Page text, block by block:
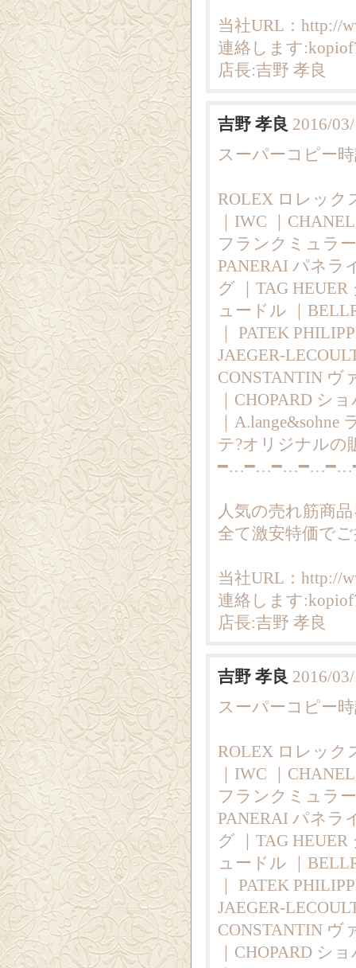
当社URL：http://
連絡します
店長:吉野 孝良
吉野 孝良 2016/
スーパーコピー
ROLEX ロレック
｜IWC ｜
フランクミュラ
PANERAI パネラ
グ ｜TAG
ュードル ｜
｜ PATEK
JAEGER-
CONSTANTIN ヴ
｜CHOPARD シ
｜
テ?オリジナルの
人気の売れ筋商
全て激安特価で
当社URL：http://
連絡します
店長:吉野 孝良
吉野 孝良 2016/
スーパーコピー
ROLEX ロレック
｜IWC ｜
フランクミュラ
PANERAI パネラ
グ ｜TAG
ュードル ｜
｜ PATEK
JAEGER-
CONSTANTIN ヴ
｜CHOPARD シ